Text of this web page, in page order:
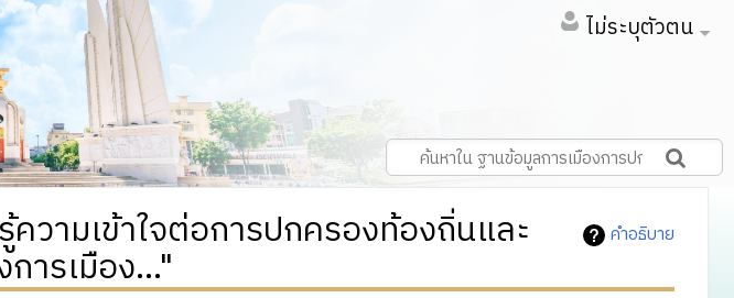
ไม่ระบุตัวตน
คำอธิบาย
วามเข้าใจต่อการปกครองท้องถิ่นและ
ารเมือง..."